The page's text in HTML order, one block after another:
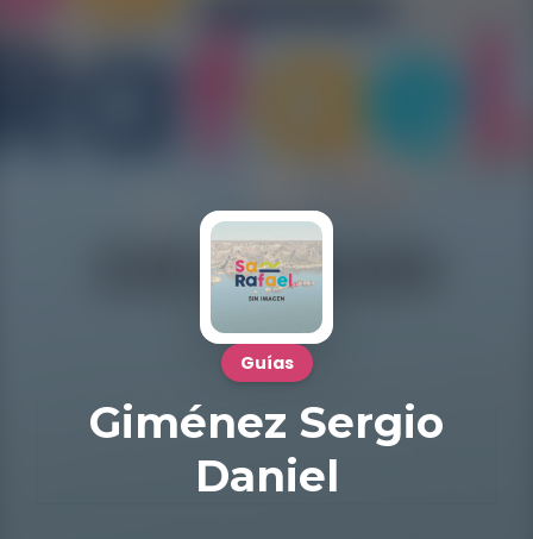
Guías
Giménez Sergio
Daniel